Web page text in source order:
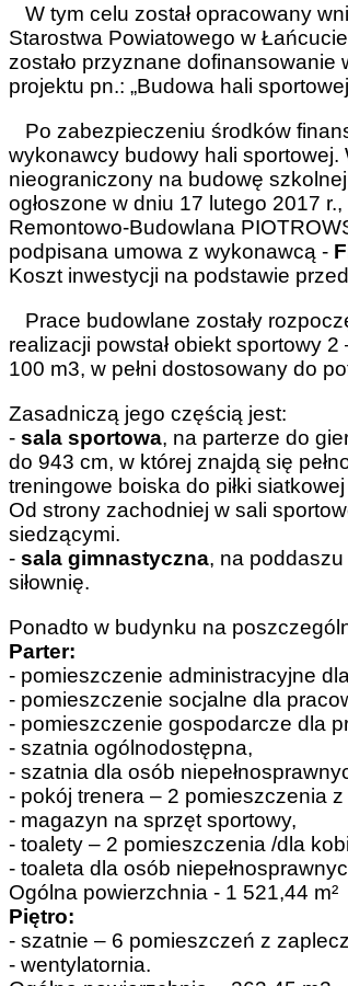
W tym celu został opracowany
Starostwa Powiatowego w
zostało przyznane
projektu pn.: „Budowa hali
Po zabezpieczeniu środków
wykonawcy budowy hali sportowej.
nieograniczony na budowę
ogłoszone w dniu 17 lutego 2017
Remontowo-Budowlana
podpisana umowa z wykonawcą -
Koszt inwestycji na podstawie
Prace budowlane zostały
realizacji powstał obiekt sportowy
100 m3, w pełni dostosowany do
Zasadniczą jego częścią jest:
- sala sportowa, na parterze do
do 943 cm, w której znajdą się
treningowe boiska do piłki
Od strony zachodniej w sali
siedzącymi.
- sala gimnastyczna, na
siłownię.
Ponadto w budynku na
Parter:
- pomieszczenie administracyjne
- pomieszczenie socjalne dla
- pomieszczenie gospodarcze dla
- szatnia ogólnodostępna,
- szatnia dla osób
- pokój trenera – 2 pomieszczenia
- magazyn na sprzęt sportowy,
- toalety – 2 pomieszczenia /dla
- toaleta dla osób
Ogólna powierzchnia - 1 521,44 m²
Piętro:
- szatnie – 6 pomieszczeń z
- wentylatornia.